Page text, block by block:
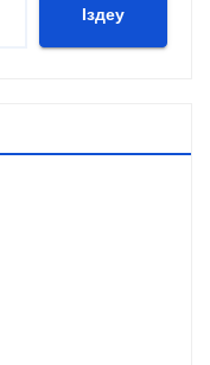
Іздеу